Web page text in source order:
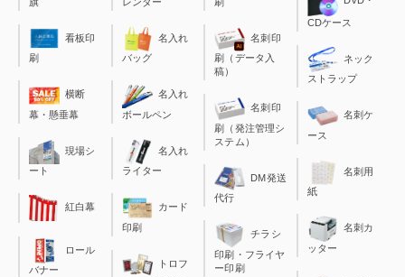
看板印
刷
横断
幕・懸垂幕
現場シ
ート
紅白幕
ロール
バナー
名入れ
バッグ
名入れ
ボールペン
名入れ
ライター
カード
印刷
トロフ
名刺印
刷（データ入
稿）
名刺印
刷（発注管理シ
ステム）
DM発送
代行
チラシ
印刷・フライヤ
ー印刷
CDケース
ネック
ストラップ
名刺ケ
ース
名刺用
紙
名刺カ
ッター